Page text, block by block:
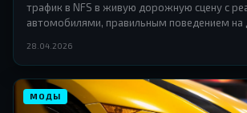
трафик в NFS в живую дорожную сцену с
автомобилями, правильным поведением на
28.04.2026
МОДЫ